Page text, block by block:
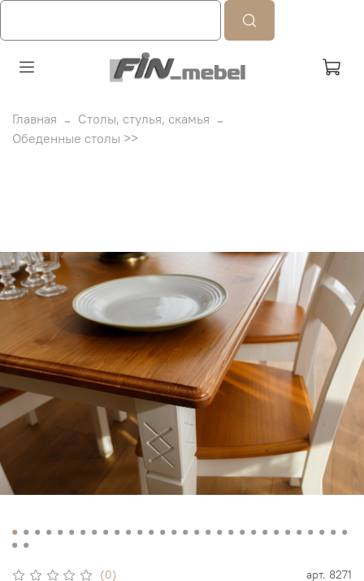
Главная
Столы, стулья, скамья
Обеденные столы >>
(0) арт. 8271